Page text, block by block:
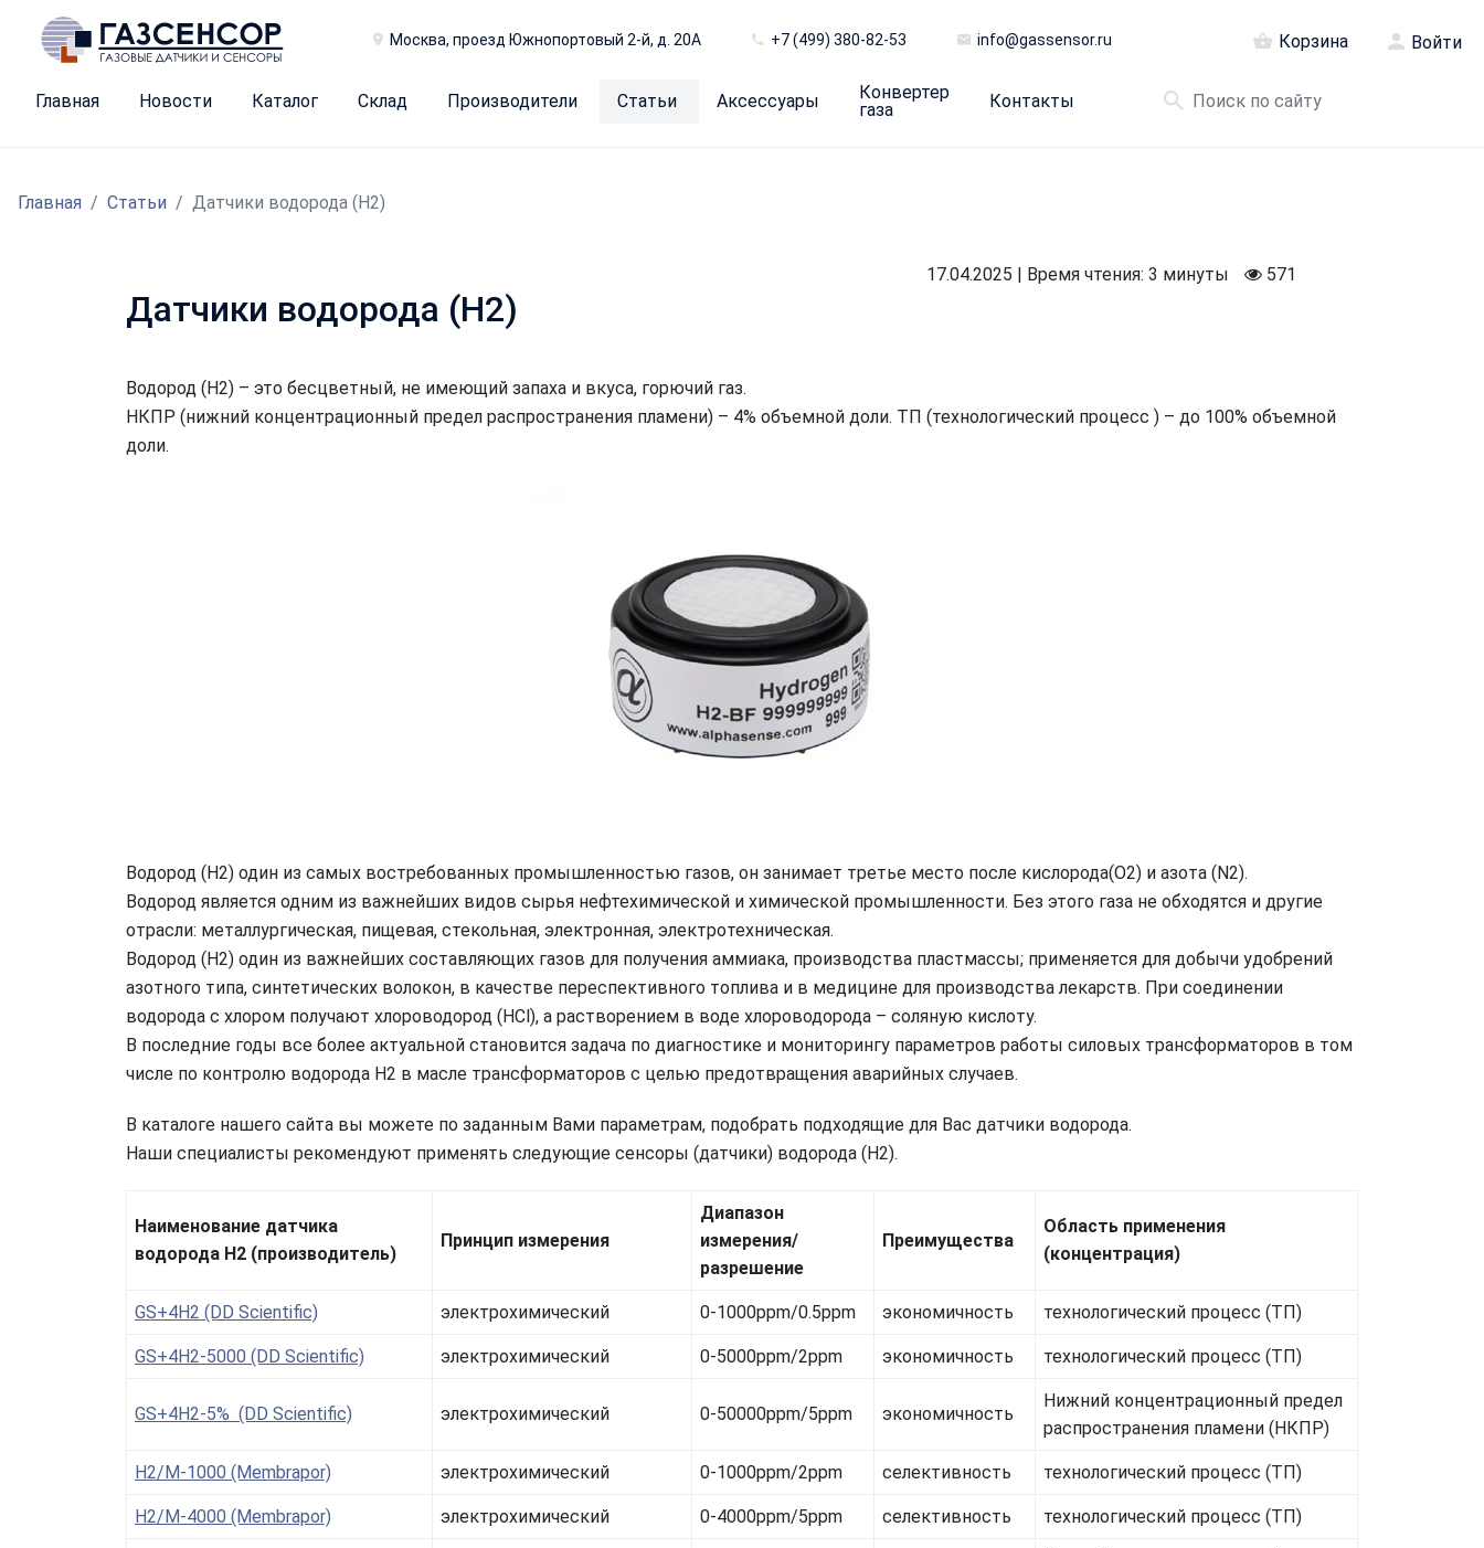
Москва, проезд Южнопортовый 2-й, д. 20А +7 (499) 380-82-53 info@gassensor.ru Корзина Войти
Главная Новости Каталог Склад Производители Статьи Аксессуары
Конвертер
газа
Контакты
Главная Статьи Датчики водорода (H2)
17.04.2025 | Время чтения: 3 минуты 571
Датчики водорода (H2)
Водород (H2) – это бесцветный, не имеющий запаха и вкуса, горючий газ.
НКПР (нижний концентрационный предел распространения пламени) – 4% объемной доли. ТП (технологический процесс ) – до 100% объемной
доли.
Водород (H2) один из самых востребованных промышленностью газов, он занимает третье место после кислорода(O2) и азота (N2).
Водород является одним из важнейших видов сырья нефтехимической и химической промышленности. Без этого газа не обходятся и другие
отрасли: металлургическая, пищевая, стекольная, электронная, электротехническая.
Водород (H2) один из важнейших составляющих газов для получения аммиака, производства пластмассы; применяется для добычи удобрений
азотного типа, синтетических волокон, в качестве переспективного топлива и в медицине для производства лекарств. При соединении
водорода с хлором получают хлороводород (HCl), а растворением в воде хлороводорода – соляную кислоту.
В последние годы все более актуальной становится задача по диагностике и мониторингу параметров работы силовых трансформаторов в том
числе по контролю водорода H2 в масле трансформаторов с целью предотвращения аварийных случаев.
В каталоге нашего сайта вы можете по заданным Вами параметрам, подобрать подходящие для Вас датчики водорода.
Наши специалисты рекомендуют применять следующие сенсоры (датчики) водорода (Н2).
Наименование датчика
водорода H2 (производитель)
Принцип измерения
Диапазон
измерения/
разрешение
Преимущества
Область применения
(концентрация)
GS+4H2 (DD Scientific) электрохимический 0-1000ppm/0.5ppm экономичность технологический процесс (ТП)
GS+4H2-5000 (DD Scientific) электрохимический 0-5000ppm/2ppm экономичность технологический процесс (ТП)
GS+4H2-5% (DD Scientific) электрохимический 0-50000ppm/5ppm экономичность
Нижний концентрационный предел
распространения пламени (НКПР)
H2/M-1000 (Membrapor) электрохимический 0-1000ppm/2ppm селективность технологический процесс (ТП)
H2/M-4000 (Membrapor) электрохимический 0-4000ppm/5ppm селективность технологический процесс (ТП)